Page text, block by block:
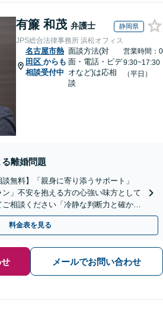
有簾 和茂 弁護士 静岡県
JPS総合法律事務所 浜松オフィス
名古屋市熱
田区 からも
相談受付中
面談方法(対
面・電話・ビデ
オなど)は応相
談
営業時間：0
9:30~17:30
（平日）
離婚問題
無料】「親身に寄り添うサポート」
ン」不安を抱える方の心強い味方として
相談ください「冷静な判断力と確かな
ます」【休日・夜間相談可】
料金表を見る
メールでお問い合わせ